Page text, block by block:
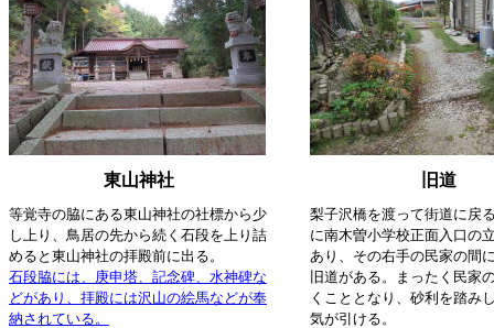
東山神社 旧道
等覚寺の脇にある東山神社の社標から少
し上り、鳥居の先から続く石段を上り詰
めると東山神社の拝殿前に出る。
石段脇には、庚申塔、記念碑、水神碑な
どがあり、拝殿には沢山の絵馬などが奉
納されている。
梨子沢橋を渡って街道に戻
に南木曽小学校正面入口の
あり、その右手の民家の間
旧道がある。まったく民家
くこととなり、砂利を踏み
気が引ける。